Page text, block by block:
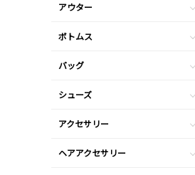
アウター
ボトムス
バッグ
シューズ
アクセサリー
ヘアアクセサリー